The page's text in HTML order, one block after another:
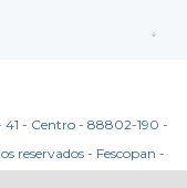
41 - Centro - 88802-190 -
reservados - Fescopan -